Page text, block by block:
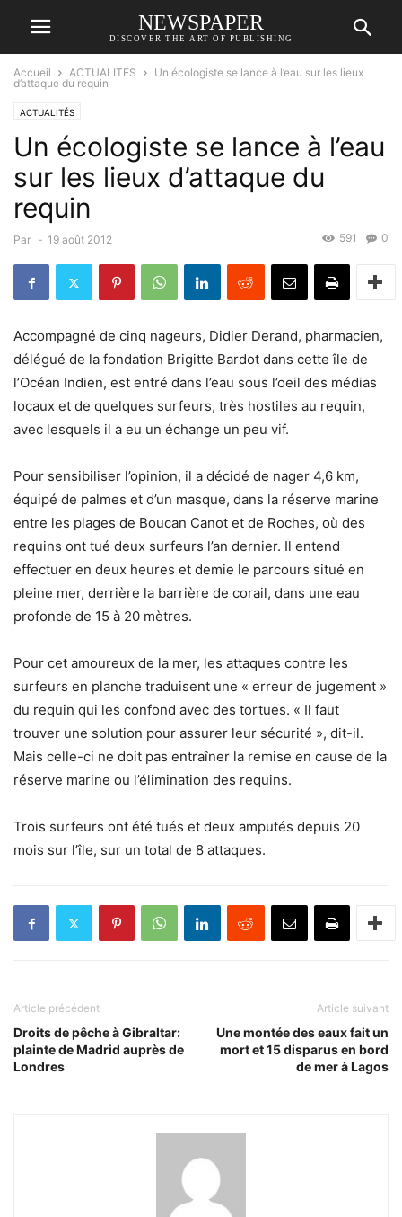
NEWSPAPER
DISCOVER THE ART OF PUBLISHING
Accueil ACTUALITÉS
Un écologiste se lance à l’eau sur les lieux
d’attaque du requin
ACTUALITÉS
Un écologiste se lance à l’eau
sur les lieux d’attaque du
requin
Par - 19 août 2012 0
591
Accompagné de cinq nageurs, Didier Derand, pharmacien,
délégué de la fondation Brigitte Bardot dans cette île de
l’Océan Indien, est entré dans l’eau sous l’oeil des médias
locaux et de quelques surfeurs, très hostiles au requin,
avec lesquels il a eu un échange un peu vif.
Pour sensibiliser l’opinion, il a décidé de nager 4,6 km,
équipé de palmes et d’un masque, dans la réserve marine
entre les plages de Boucan Canot et de Roches, où des
requins ont tué deux surfeurs l’an dernier. Il entend
effectuer en deux heures et demie le parcours situé en
pleine mer, derrière la barrière de corail, dans une eau
profonde de 15 à 20 mètres.
Pour cet amoureux de la mer, les attaques contre les
surfeurs en planche traduisent une « erreur de jugement »
du requin qui les confond avec des tortues. « Il faut
trouver une solution pour assurer leur sécurité », dit-il.
Mais celle-ci ne doit pas entraîner la remise en cause de la
réserve marine ou l’élimination des requins.
Trois surfeurs ont été tués et deux amputés depuis 20
mois sur l’île, sur un total de 8 attaques.
Article précédent
Droits de pêche à Gibraltar:
plainte de Madrid auprès de
Londres
Article suivant
Une montée des eaux fait un
mort et 15 disparus en bord
de mer à Lagos